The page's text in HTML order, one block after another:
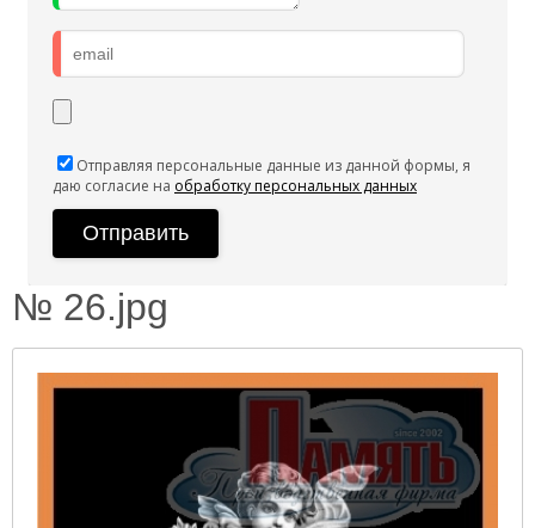
Отправляя персональные данные из данной формы, я
даю согласие на обработку персональных данных
№ 26.jpg